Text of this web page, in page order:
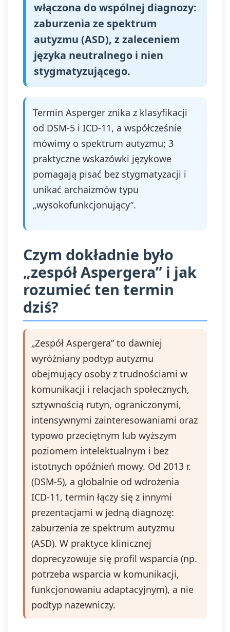
włączona do wspólnej diagnozy:
zaburzenia ze spektrum
autyzmu (ASD), z zaleceniem
języka neutralnego i nien
stygmatyzującego.
Termin Asperger znika z klasyfikacji
od DSM‑5 i ICD‑11, a współcześnie
mówimy o spektrum autyzmu; 3
praktyczne wskazówki językowe
pomagają pisać bez stygmatyzacji i
unikać archaizmów typu
„wysokofunkcjonujący”.
Czym dokładnie było
„zespół Aspergera” i jak
rozumieć ten termin
dziś?
„Zespół Aspergera” to dawniej
wyróżniany podtyp autyzmu
obejmujący osoby z trudnościami w
komunikacji i relacjach społecznych,
sztywnością rutyn, ograniczonymi,
intensywnymi zainteresowaniami oraz
typowo przeciętnym lub wyższym
poziomem intelektualnym i bez
istotnych opóźnień mowy. Od 2013 r.
(DSM‑5), a globalnie od wdrożenia
ICD‑11, termin łączy się z innymi
prezentacjami w jedną diagnozę:
zaburzenia ze spektrum autyzmu
(ASD). W praktyce klinicznej
doprecyzowuje się profil wsparcia (np.
potrzeba wsparcia w komunikacji,
funkcjonowaniu adaptacyjnym), a nie
podtyp nazewniczy.